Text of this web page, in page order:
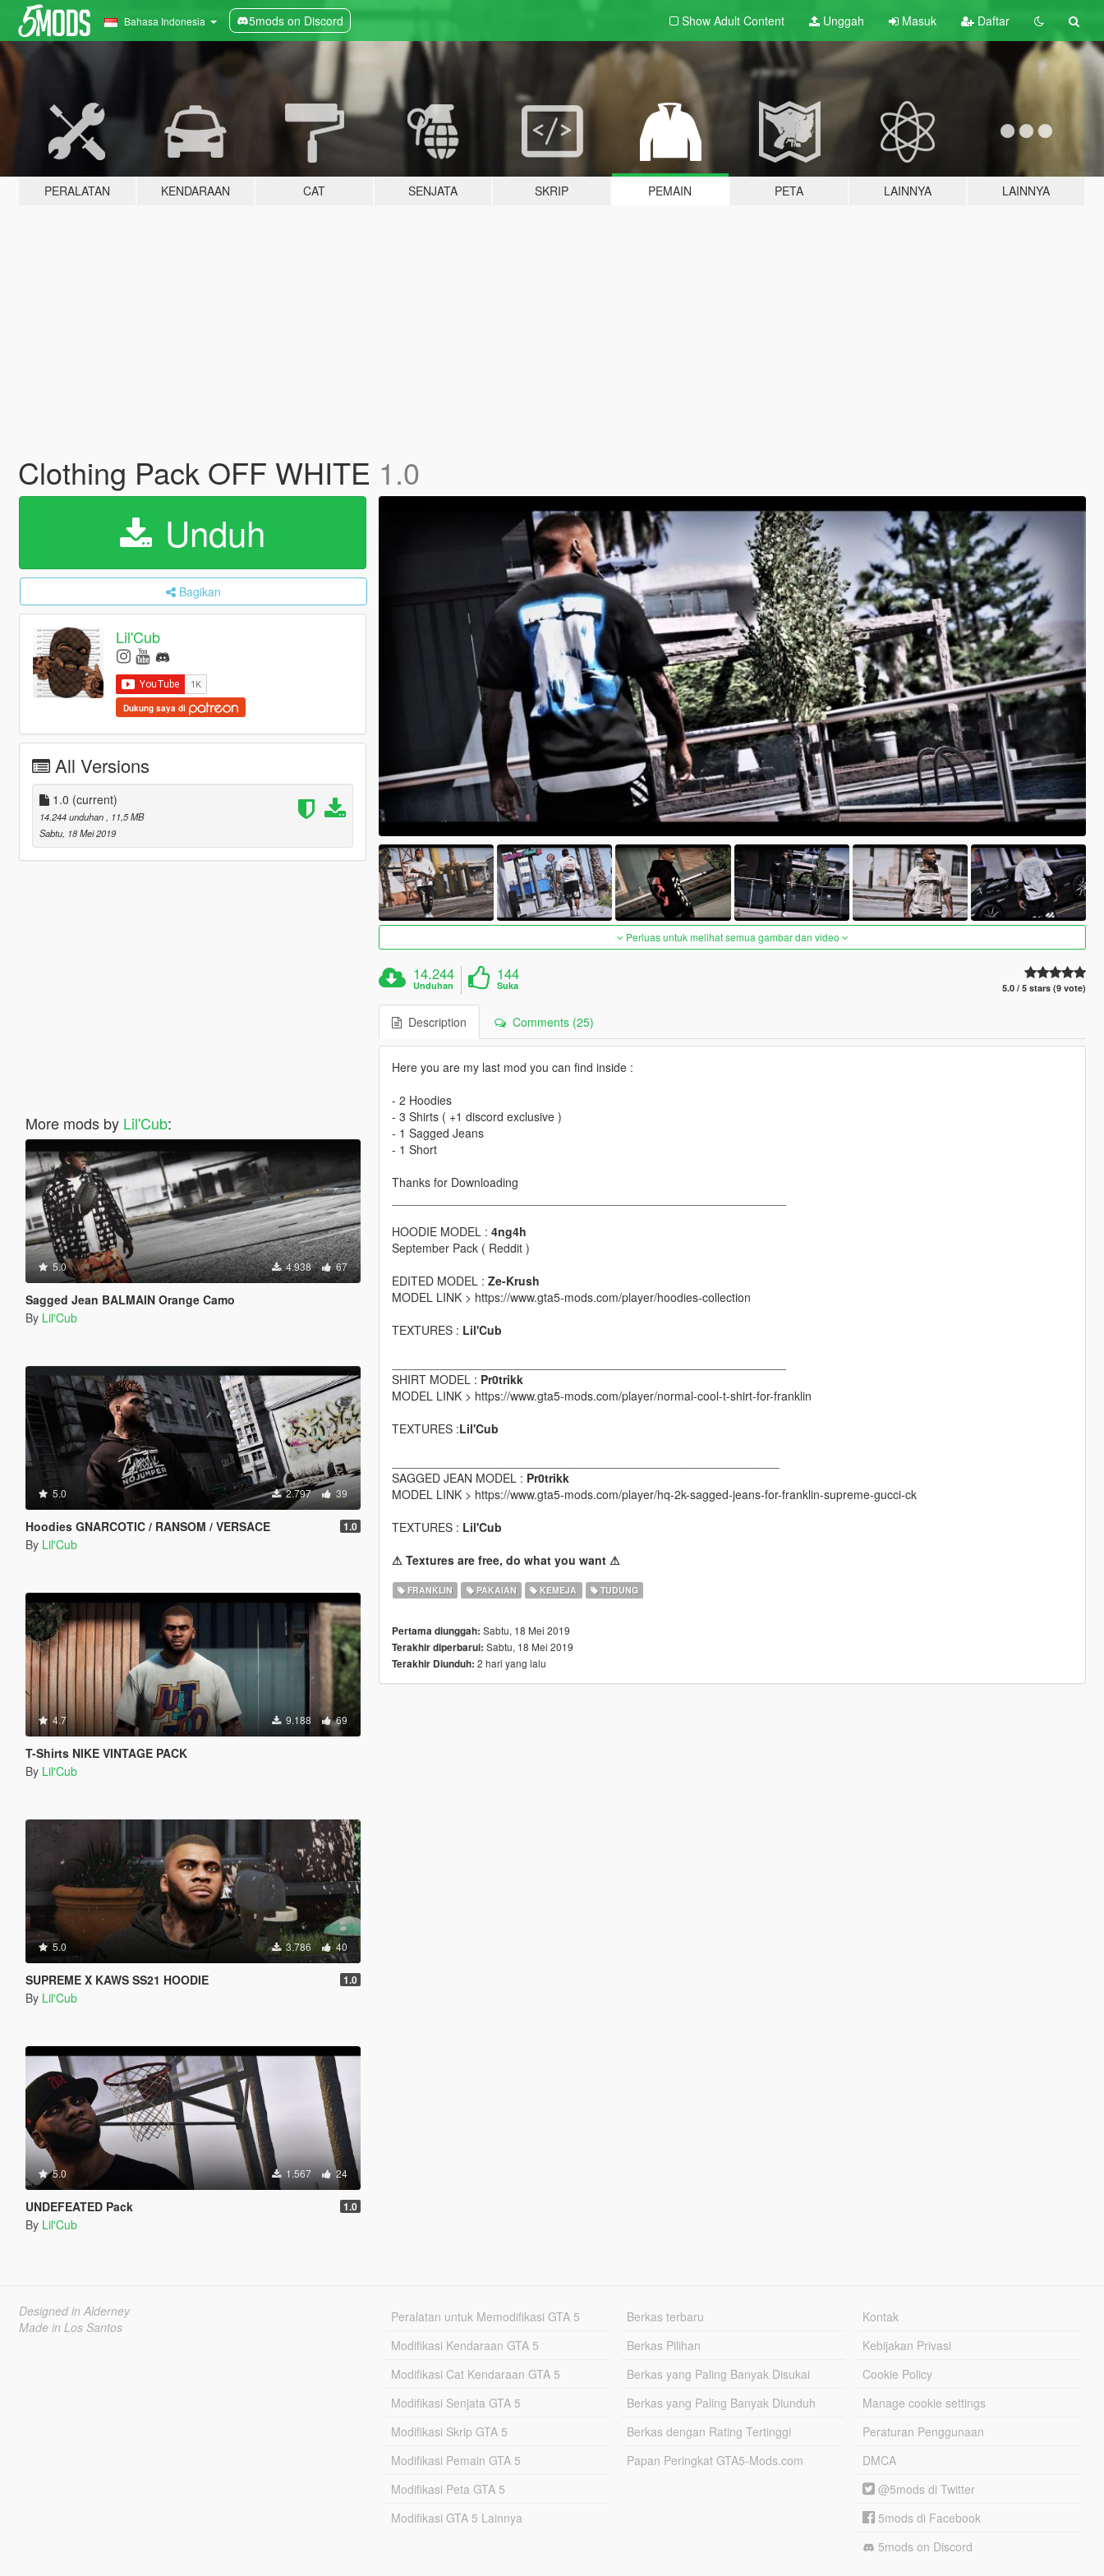
Bahasa Indonesia 5mods on Discord Show Adult Content Unggah Masuk Daftar
PERALATAN KENDARAAN CAT SENJATA SKRIP PEMAIN PETA LAINNYA LAINNYA
Clothing Pack OFF WHITE 1.0
Unduh
Bagikan
Lil'Cub
Dukung saya di
All Versions
1.0 (current)
14.244 unduhan
, 11,5 MB
Sabtu, 18 Mei 2019
More mods by Lil'Cub:
5.0 4.938 67
Sagged Jean BALMAIN Orange Camo
By Lil'Cub
5.0 2.797 39
Hoodies GNARCOTIC / RANSOM / VERSACE 1.0
By Lil'Cub
4.7 9.188 69
T-Shirts NIKE VINTAGE PACK
By Lil'Cub
5.0 3.786 40
SUPREME X KAWS SS21 HOODIE 1.0
By Lil'Cub
5.0 1.567 24
UNDEFEATED Pack 1.0
By Lil'Cub
Perluas untuk melihat semua gambar dan video
14.244
Unduhan
144
Suka 5.0 / 5 stars (9 vote)
Description Comments (25)
Here you are my last mod you can find inside :
- 2 Hoodies
- 3 Shirts ( +1 discord exclusive )
- 1 Sagged Jeans
- 1 Short
Thanks for Downloading
HOODIE MODEL : 4ng4h
September Pack ( Reddit )
EDITED MODEL : Ze-Krush
MODEL LINK > https://www.gta5-mods.com/player/hoodies-collection
TEXTURES : Lil'Cub
SHIRT MODEL : Pr0trikk
MODEL LINK > https://www.gta5-mods.com/player/normal-cool-t-shirt-for-franklin
TEXTURES :Lil'Cub
SAGGED JEAN MODEL : Pr0trikk
MODEL LINK > https://www.gta5-mods.com/player/hq-2k-sagged-jeans-for-franklin-supreme-gucci-ck
TEXTURES : Lil'Cub
⚠ Textures are free, do what you want ⚠
FRANKLIN PAKAIAN KEMEJA TUDUNG
Pertama diunggah: Sabtu, 18 Mei 2019
Terakhir diperbarui: Sabtu, 18 Mei 2019
Terakhir Diunduh: 2 hari yang lalu
Designed in Alderney
Made in Los Santos
Peralatan untuk Memodifikasi GTA 5
Modifikasi Kendaraan GTA 5
Modifikasi Cat Kendaraan GTA 5
Modifikasi Senjata GTA 5
Modifikasi Skrip GTA 5
Modifikasi Pemain GTA 5
Modifikasi Peta GTA 5
Modifikasi GTA 5 Lainnya
Berkas terbaru
Berkas Pilihan
Berkas yang Paling Banyak Disukai
Berkas yang Paling Banyak Diunduh
Berkas dengan Rating Tertinggi
Papan Peringkat GTA5-Mods.com
Kontak
Kebijakan Privasi
Cookie Policy
Manage cookie settings
Peraturan Penggunaan
DMCA
@5mods di Twitter
5mods di Facebook
5mods on Discord